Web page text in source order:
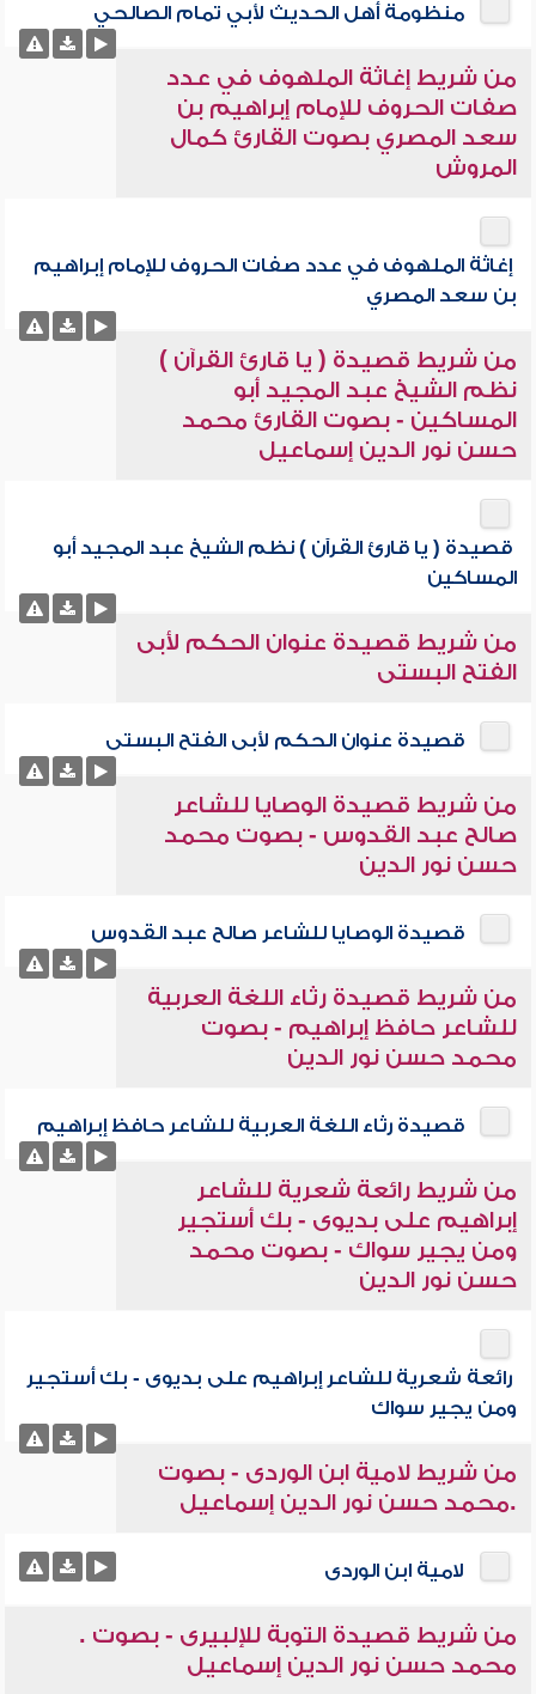
منظومة أهل الحديث لأبي تمام الصالحي
من شريط إغاثة الملهوف في عدد
صفات الحروف للإمام إبراهيم بن
سعد المصري بصوت القارئ كمال
المروش
إغاثة الملهوف في عدد صفات الحروف للإمام إبراهيم
بن سعد المصري
من شريط قصيدة ( يا قارئ القرآن )
نظم الشيخ عبد المجيد أبو
المساكين - بصوت القارئ محمد
حسن نور الدين إسماعيل
قصيدة ( يا قارئ القرآن ) نظم الشيخ عبد المجيد أبو
المساكين
من شريط قصيدة عنوان الحكم لأبى
الفتح البستى
قصيدة عنوان الحكم لأبى الفتح البستى
من شريط قصيدة الوصايا للشاعر
صالح عبد القدوس - بصوت محمد
حسن نور الدين
قصيدة الوصايا للشاعر صالح عبد القدوس
من شريط قصيدة رثاء اللغة العربية
للشاعر حافظ إبراهيم - بصوت
محمد حسن نور الدين
قصيدة رثاء اللغة العربية للشاعر حافظ إبراهيم
من شريط رائعة شعرية للشاعر
إبراهيم على بديوى - بك أستجير
ومن يجير سواك - بصوت محمد
حسن نور الدين
رائعة شعرية للشاعر إبراهيم على بديوى - بك أستجير
ومن يجير سواك
من شريط لامية ابن الوردى - بصوت
.محمد حسن نور الدين إسماعيل
لامية ابن الوردى
من شريط قصيدة التوبة للإلبيرى - بصوت .
محمد حسن نور الدين إسماعيل